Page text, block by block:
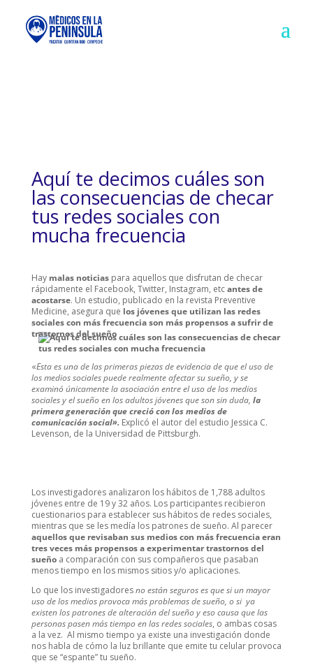
Aquí te decimos cuáles son
las consecuencias de checar
tus redes sociales con
mucha frecuencia
Hay malas noticiaspara aquellos que disfrutan de checar
rápidamente el Facebook, Twitter, Instagram, etcantes de
acostarse. Un estudio, publicado en la revista Preventive
Medicine, asegura que los jóvenes que utilizan las redes
sociales con más frecuencia son más propensos a sufrir de
trastornos del sueño
«Esta es una de las primeras piezas de evidencia de que el uso de
los medios sociales puede realmente afectar su sueño, y se
examinó únicamente la asociación entre el uso de los medios
sociales y el sueño en los adultos jóvenes que son sin duda, la
primera generación que creció con los medios de
comunicación social». Explicó el autor del estudio Jessica C.
Levenson, de la Universidad de Pittsburgh.
Los investigadores analizaron los hábitos de 1,788 adultos
jóvenes entre de 19 y 32 años. Los participantes recibieron
cuestionarios para establecer sus hábitos de redes sociales,
mientras que se les medía los patrones de sueño. Al parecer
aquellos que revisaban sus medios con más frecuencia eran
tres veces más propensos a experimentar trastornos del
sueñoa comparación con sus compañeros que pasaban
menos tiempo en los mismos sitios y/o aplicaciones.
Lo que los investigadoresno están seguros es que si un mayor
uso de los medios provoca más problemas de sueño, o si ya
existen los patrones de alteración del sueño y eso causa que las
personas pasen más tiempo en las redes sociales, o ambas cosas
a la vez. Al mismo tiempo ya existe una investigación donde
nos habla de cómo la luz brillante que emite tu celular provoca
que se “espante” tu sueño.